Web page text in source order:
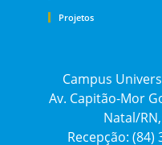
Projetos
Campus
Av. Capitão-Mor
Natal/
Recepção: (84)